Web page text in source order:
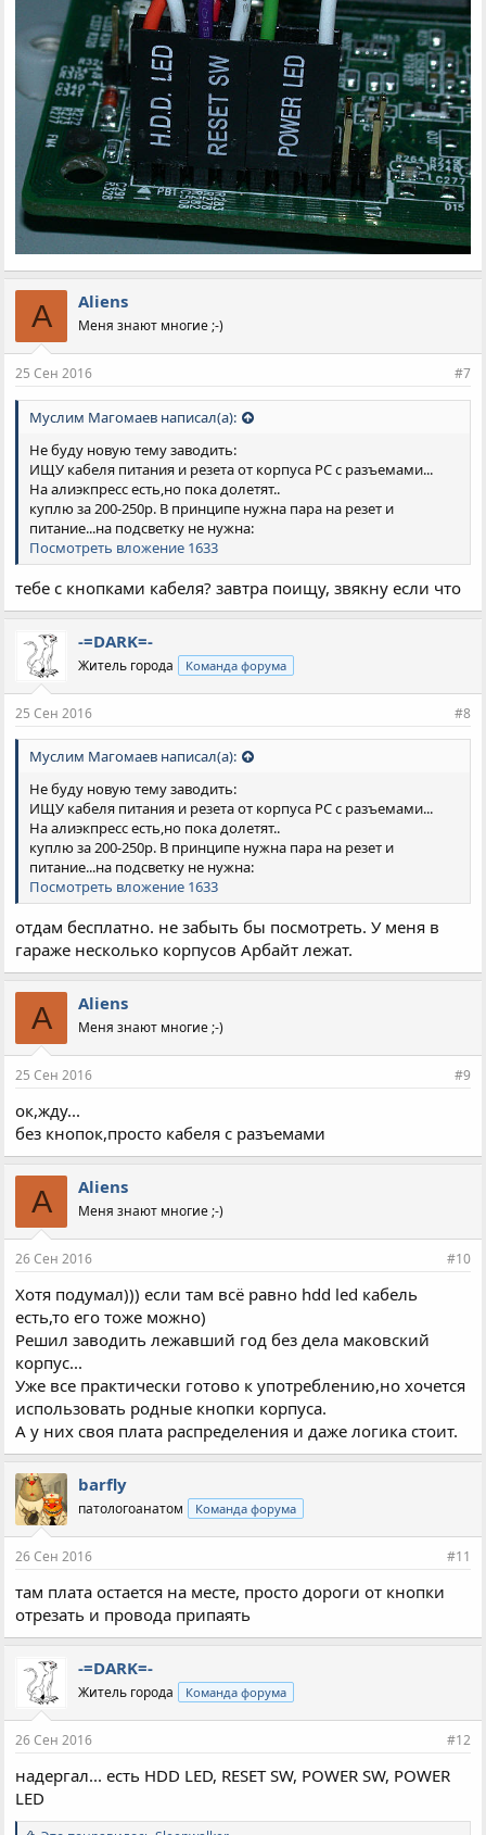
A Aliens
Меня знают многие ;-)
25 Сен 2016 #7
Муслим Магомаев написал(а):
Не буду новую тему заводить:
ИЩУ кабеля питания и резета от корпуса PC с разъемами...
На алиэкпресс есть,но пока долетят..
куплю за 200-250р. В принципе нужна пара на резет и
питание...на подсветку не нужна:
Посмотреть вложение 1633
тебе с кнопками кабеля? завтра поищу, звякну если что
-=DARK=-
Житель города Команда форума
25 Сен 2016 #8
Муслим Магомаев написал(а):
Не буду новую тему заводить:
ИЩУ кабеля питания и резета от корпуса PC с разъемами...
На алиэкпресс есть,но пока долетят..
куплю за 200-250р. В принципе нужна пара на резет и
питание...на подсветку не нужна:
Посмотреть вложение 1633
отдам бесплатно. не забыть бы посмотреть. У меня в
гараже несколько корпусов Арбайт лежат.
A Aliens
Меня знают многие ;-)
25 Сен 2016 #9
ок,жду...
без кнопок,просто кабеля с разъемами
A Aliens
Меня знают многие ;-)
26 Сен 2016 #10
Хотя подумал))) если там всё равно hdd led кабель
есть,то его тоже можно)
Решил заводить лежавший год без дела маковский
корпус...
Уже все практически готово к употреблению,но хочется
использовать родные кнопки корпуса.
А у них своя плата распределения и даже логика стоит.
barfly
патологоанатом Команда форума
26 Сен 2016 #11
там плата остается на месте, просто дороги от кнопки
отрезать и провода припаять
-=DARK=-
Житель города Команда форума
26 Сен 2016 #12
надергал... есть HDD LED, RESET SW, POWER SW, POWER
LED